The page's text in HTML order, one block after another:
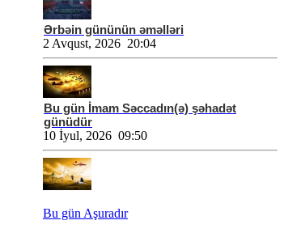
Ərbəin gününün əməlləri
2 Avqust, 2026 20:04
Bu gün İmam Səccadın(ə) şəhadət
günüdür
10 İyul, 2026 09:50
Bu gün Aşuradır